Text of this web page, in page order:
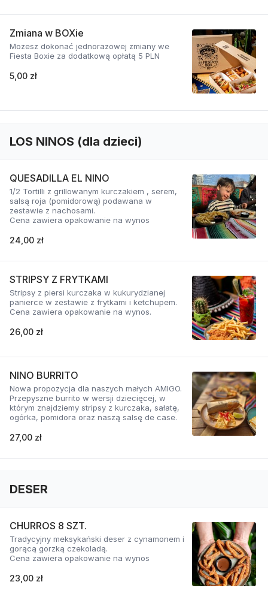
Zmiana w BOXie
Możesz dokonać jednorazowej zmiany we
Fiesta Boxie za dodatkową opłatą 5 PLN
5,00 zł
LOS NINOS (dla dzieci)
QUESADILLA EL NINO
1/2 Tortilli z grillowanym kurczakiem , serem,
salsą roja (pomidorową) podawana w
zestawie z nachosami.
Cena zawiera opakowanie na wynos
24,00 zł
STRIPSY Z FRYTKAMI
Stripsy z piersi kurczaka w kukurydzianej
panierce w zestawie z frytkami i ketchupem.
Cena zawiera opakowanie na wynos.
26,00 zł
NINO BURRITO
Nowa propozycja dla naszych małych AMIGO.
Przepyszne burrito w wersji dziecięcej, w
którym znajdziemy stripsy z kurczaka, sałatę,
ogórka, pomidora oraz naszą salsę de case.
27,00 zł
DESER
CHURROS 8 SZT.
Tradycyjny meksykański deser z cynamonem i
gorącą gorzką czekoladą.
Cena zawiera opakowanie na wynos
23,00 zł